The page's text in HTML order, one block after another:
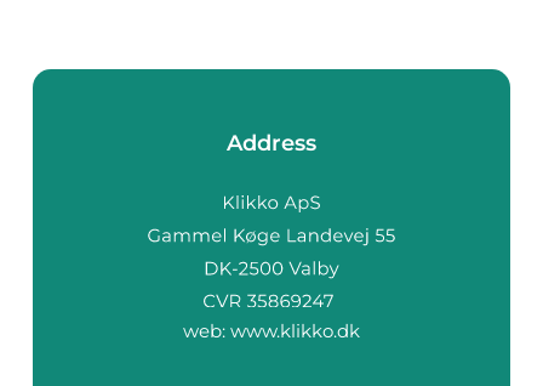
Address
web: www.klikko.dk